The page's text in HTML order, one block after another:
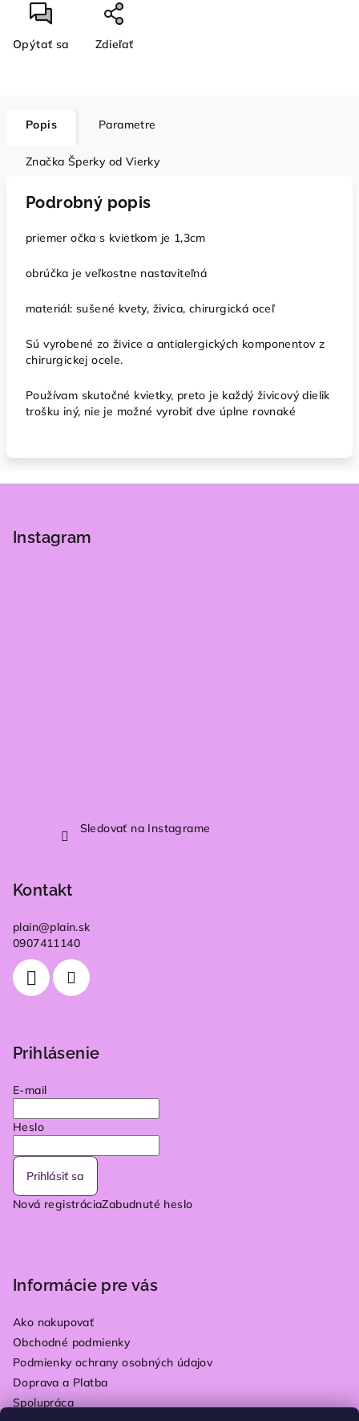
Opýtať sa Zdieľať
Popis Parametre
Značka Šperky od Vierky
Podrobný popis
priemer očka s kvietkom je 1,3cm
obrúčka je veľkostne nastaviteľná
materiál: sušené kvety, živica, chirurgická oceľ
Sú vyrobené zo živice a antialergických komponentov z
chirurgickej ocele.
Používam skutočné kvietky, preto je každý živicový dielik
trošku iný, nie je možné vyrobiť dve úplne rovnaké
Instagram
Sledovať na Instagrame
Kontakt
plain@plain.sk
0907411140
Prihlásenie
E-mail
Heslo
Prihlásiť sa
Nová registráciaZabudnuté heslo
Informácie pre vás
Ako nakupovať
Obchodné podmienky
Podmienky ochrany osobných údajov
Doprava a Platba
Spolupráca